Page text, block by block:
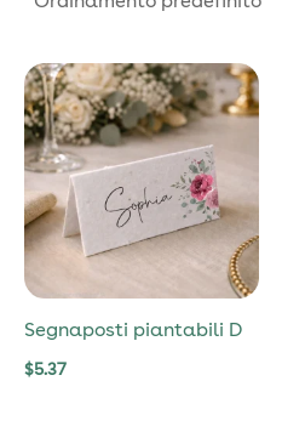
Segnaposti piantabili D
$5.37